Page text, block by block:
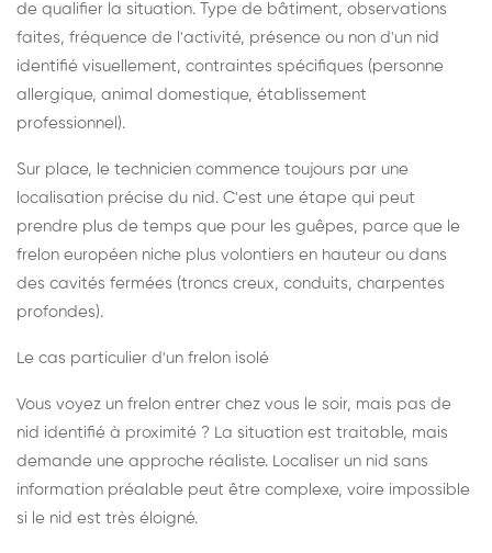
de qualifier la situation. Type de bâtiment, observations
faites, fréquence de l'activité, présence ou non d'un nid
identifié visuellement, contraintes spécifiques (personne
allergique, animal domestique, établissement
professionnel).
Sur place, le technicien commence toujours par une
localisation précise du nid. C'est une étape qui peut
prendre plus de temps que pour les guêpes, parce que le
frelon européen niche plus volontiers en hauteur ou dans
des cavités fermées (troncs creux, conduits, charpentes
profondes).
Le cas particulier d'un frelon isolé
Vous voyez un frelon entrer chez vous le soir, mais pas de
nid identifié à proximité ? La situation est traitable, mais
demande une approche réaliste. Localiser un nid sans
information préalable peut être complexe, voire impossible
si le nid est très éloigné.